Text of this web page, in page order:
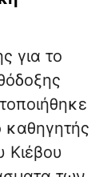
για το
καθηγητής
Κιέβου